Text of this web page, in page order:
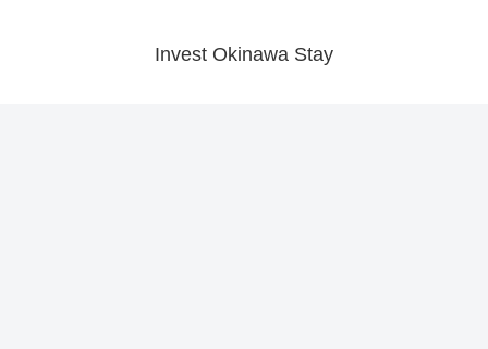
Invest Okinawa Stay